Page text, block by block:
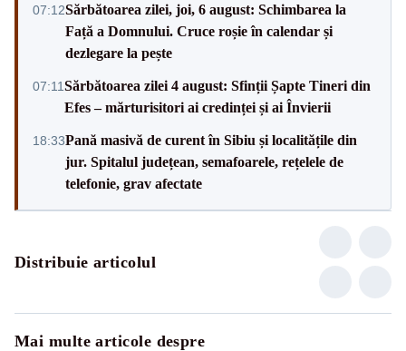
07:12Sărbătoarea zilei, joi, 6 august: Schimbarea la
Față a Domnului. Cruce roșie în calendar și
dezlegare la pește
07:11Sărbătoarea zilei 4 august: Sfinții Șapte Tineri din
Efes – mărturisitori ai credinței și ai Învierii
18:33Pană masivă de curent în Sibiu și localitățile din
jur. Spitalul județean, semafoarele, rețelele de
telefonie, grav afectate
Distribuie articolul
Mai multe articole despre